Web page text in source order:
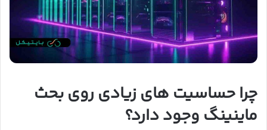
چرا حساسیت های زیادی روی بحث
ماینینگ وجود دارد؟